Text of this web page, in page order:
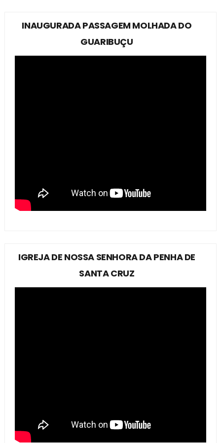
INAUGURADA PASSAGEM MOLHADA DO
GUARIBUÇU
IGREJA DE NOSSA SENHORA DA PENHA DE
SANTA CRUZ